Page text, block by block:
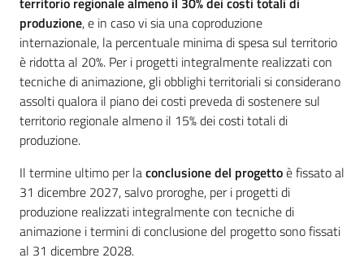
produzione, e in caso vi sia una coproduzione
internazionale, la percentuale minima di spesa sul territorio
è ridotta al 20%. Per i progetti integralmente realizzati con
tecniche di animazione, gli obblighi territoriali si considerano
assolti qualora il piano dei costi preveda di sostenere sul
territorio regionale almeno il 15% dei costi totali di
produzione.
Il termine ultimo per laconclusione del progettoè fissato al
31 dicembre 2027, salvo proroghe, per i progetti di
produzione realizzati integralmente con tecniche di
animazione i termini di conclusione del progetto sono fissati
al 31 dicembre 2028.